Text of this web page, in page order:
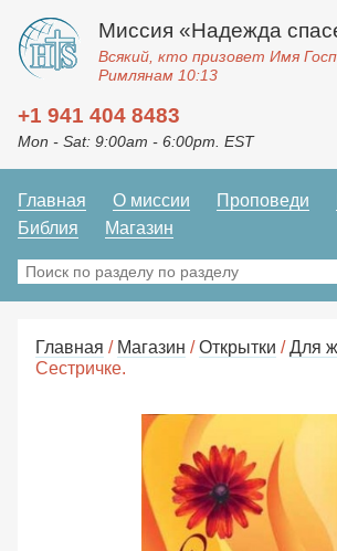
Миссия «Надежда
Всякий, кто призовет Имя
Римлянам 10:13
+1 941 404 8483
Mon - Sat: 9:00am - 6:00pm. EST
Главная О миссии Проповеди
Библия
Магазин
Главная / Магазин /Открытки /Для
Сестричке.